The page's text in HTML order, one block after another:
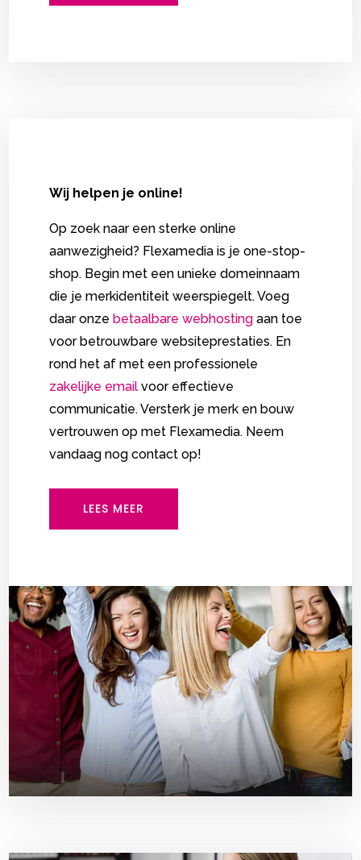
Wij helpen je online!
Op zoek naar een sterke online
aanwezigheid? Flexamedia is je one-stop-
shop. Begin met een unieke domeinnaam
die je merkidentiteit weerspiegelt. Voeg
daar onzebetaalbare webhosting aan toe
voor betrouwbare websiteprestaties. En
rond het af met een professionele
zakelijke email voor effectieve
communicatie. Versterk je merk en bouw
vertrouwen op met Flexamedia. Neem
vandaag nog contact op!
LEES MEER